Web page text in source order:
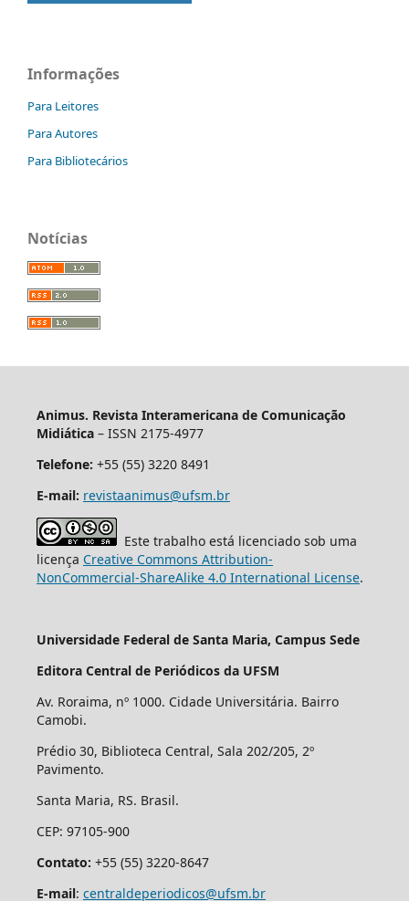
Informações
Para Leitores
Para Autores
Para Bibliotecários
Notícias
Animus. Revista Interamericana de Comunicação
Midiática– ISSN 2175-4977
Telefone: +55 (55) 3220 8491
E-mail: revistaanimus@ufsm.br
Este trabalho está licenciado sob uma
licença Creative Commons Attribution-
NonCommercial-ShareAlike 4.0 International License.
Universidade Federal de Santa Maria, Campus Sede
Editora Central de Periódicos da UFSM
Av. Roraima, nº 1000. Cidade Universitária. Bairro
Camobi.
Prédio 30, Biblioteca Central, Sala 202/205, 2º
Pavimento.
Santa Maria, RS. Brasil.
CEP: 97105-900
Contato: +55 (55) 3220-8647
E-mail: centraldeperiodicos@ufsm.br